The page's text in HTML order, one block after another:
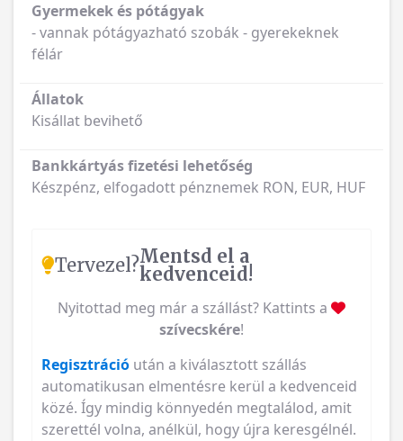
Gyermekek és pótágyak
- vannak pótágyazható szobák - gyerekeknek
félár
Állatok
Kisállat bevihető
Bankkártyás fizetési lehetőség
Készpénz, elfogadott pénznemek RON, EUR, HUF
Tervezel?Mentsd el a
kedvenceid!
Nyitottad meg már a szállást? Kattints a
szívecskére!
Regisztráció után a kiválasztott szállás
automatikusan elmentésre kerül a kedvenceid
közé. Így mindig könnyedén megtalálod, amit
szerettél volna, anélkül, hogy újra keresgélnél.